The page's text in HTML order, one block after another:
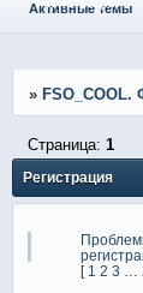
Активные темы
»
Регистрация
Страница: 1
[ 1 2 3